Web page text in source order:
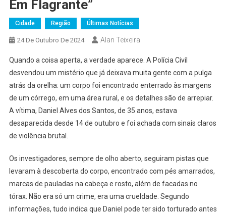
Em Flagrante”
Cidade Região Últimas Notícias
24 De Outubro De 2024 Alan Teixeira
Quando a coisa aperta, a verdade aparece. A Polícia Civil
desvendou um mistério que já deixava muita gente com a pulga
atrás da orelha: um corpo foi encontrado enterrado às margens
de um córrego, em uma área rural, e os detalhes são de arrepiar.
A vítima, Daniel Alves dos Santos, de 35 anos, estava
desaparecida desde 14 de outubro e foi achada com sinais claros
de violência brutal.
Os investigadores, sempre de olho aberto, seguiram pistas que
levaram à descoberta do corpo, encontrado com pés amarrados,
marcas de pauladas na cabeça e rosto, além de facadas no
tórax. Não era só um crime, era uma crueldade. Segundo
informações, tudo indica que Daniel pode ter sido torturado antes